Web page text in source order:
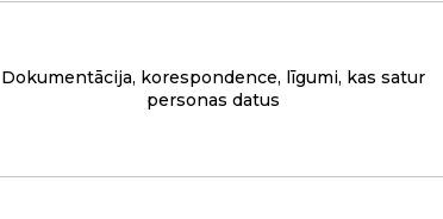
Dokumentācija, korespondence, līgumi, kas satur
personas datus